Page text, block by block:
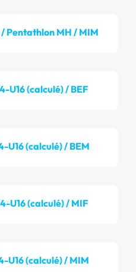
Pentathlon MH / MIM
U16 (calculé) / BEF
U16 (calculé) / BEM
U16 (calculé) / MIF
U16 (calculé) / MIM